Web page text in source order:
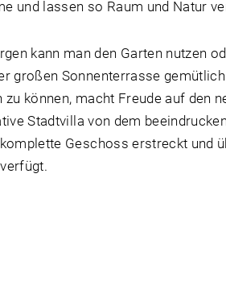
und lassen so Raum und Natur
kann man den Garten nutzen
großen Sonnenterrasse
zu können, macht Freude auf den
Stadtvilla von dem
Geschoss erstreckt und